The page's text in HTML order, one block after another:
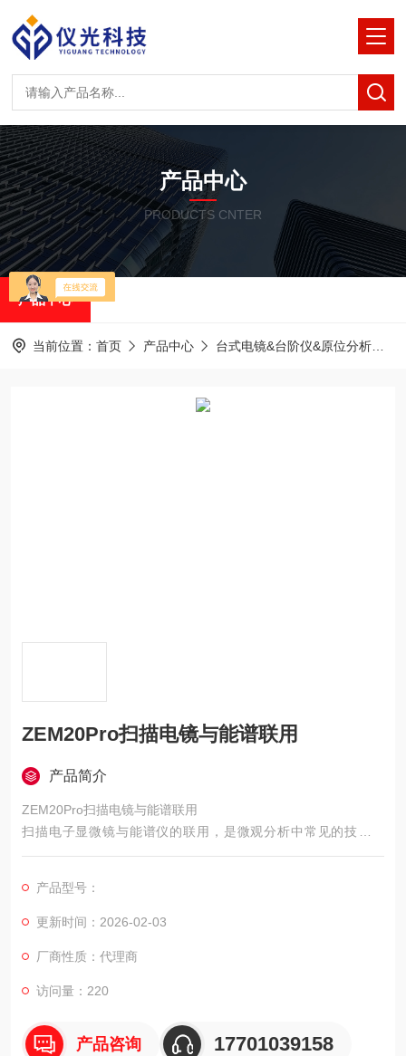
产品中心
PRODUCTS CNTER
产品中心
当前位置： 首页 产品中心 台式电镜&台阶仪&原位分析
ZEM20Pro扫描电镜与能谱联用
产品简介
ZEM20Pro扫描电镜与能谱联用
扫描电子显微镜与能谱仪的联用，是微观分析中常见的技术组
合。
产品型号：
更新时间：2026-02-03
厂商性质：代理商
访问量：220
产品咨询 17701039158